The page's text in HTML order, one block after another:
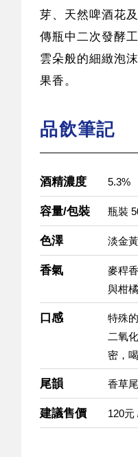
芽、天然啤酒花
傳瓶中二次發酵
雲朵般的細緻泡
果香。
品飲筆記
酒精濃度 5.3%
容量/包裝 瓶裝
色澤 淡金
香氣
麥稈
與柑
口感
特殊
二氧
密，
尾韻 香草
建議售價 120元